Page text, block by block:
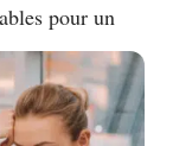
pour un